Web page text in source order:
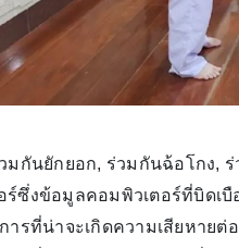
มกันยักยอก, ร่วมกันฉ้อโกง,
ร์ซึ่งข้อมูลคอมพิวเตอร์ที่บิด
การที่น่าจะเกิดความเสียหา